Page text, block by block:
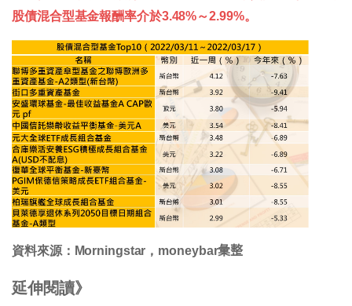
股債混合型基金報酬率介於3.48%～2.99%。
資料來源：Morningstar，moneybar𢑥整
延伸閱讀》